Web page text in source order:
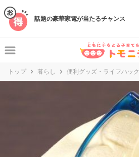
話題の豪華家電が当たるチャンス
トップ 暮らし 便利グッズ・ライフハック